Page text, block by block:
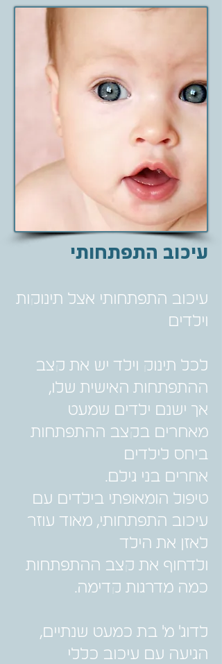
עיכוב התפתחותי
עיכוב התפתחותי אצל תינוקות
וילדים
לכל תינוק וילד יש את קצב
ההתפתחות האישית שלו,
אך ישנם ילדים שמעט
מאחרים בקצב ההתפתחות
ביחס לילדים
אחרים בני גילם.
טיפול הומאופתי בילדים עם
עיכוב התפתחותי, מאוד עוזר
לאזן את הילד
ולדחוף את קצב ההתפתחות
כמה מדרגות קדימה.
לדוג' מ' בת כמעט שנתיים,
הגיעה עם עיכוב כללי